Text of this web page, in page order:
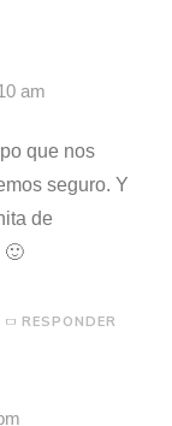
am
que nos
seguro. Y
de
🙂
RESPONDER